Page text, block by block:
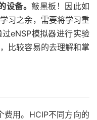
设备。 敲黑板！因此如
习之余，需要将学习重
eNSP模拟器进行实验
比较容易的去理解和掌
费用。HCIP不同方向的